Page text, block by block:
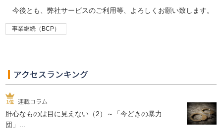
今後とも、弊社サービスのご利用等、よろしくお願い致します。
事業継続（BCP）
アクセスランキング
連載コラム
肝心なものは目に見えない（2）～「今どきの暴力
団」...